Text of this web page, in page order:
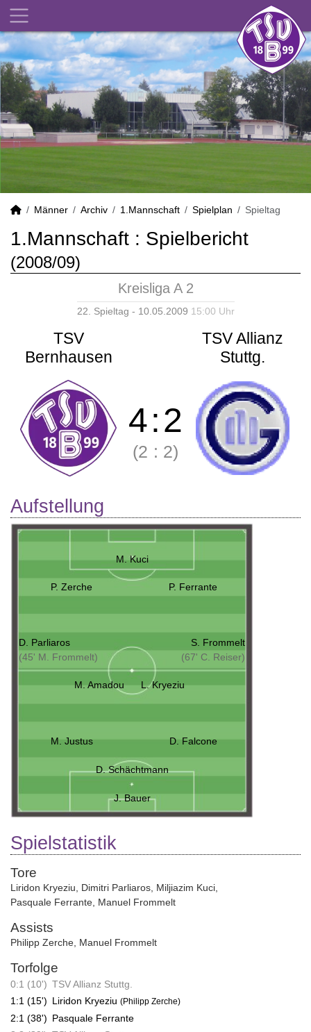
Männer Archiv 1.Mannschaft Spielplan Spieltag
1.Mannschaft : Spielbericht
(2008/09)
Kreisliga A 2
22. Spieltag - 10.05.2009 15:00 Uhr
TSV
Bernhausen
TSV Allianz
Stuttg.
4:2
(2 : 2)
Aufstellung
M. Kuci
P. Zerche P. Ferrante
D. Parliaros
(45' M. Frommelt)
S. Frommelt
(67' C. Reiser)
M. Amadou L. Kryeziu
M. Justus D. Falcone
D. Schächtmann
J. Bauer
Spielstatistik
Tore
Liridon Kryeziu Dimitri Parliaros Miljiazim Kuci
Pasquale Ferrante Manuel Frommelt
Assists
Philipp Zerche Manuel Frommelt
Torfolge
0:1 (10') TSV Allianz Stuttg.
1:1 (15') Liridon Kryeziu (Philipp Zerche)
2:1 (38') Pasquale Ferrante